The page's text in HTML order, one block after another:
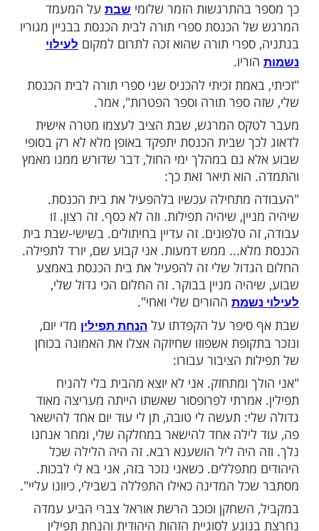
עוד תוכן חדש ומפתיע! התחברו לכל
שלנו בתהיליםבלחיצה כאן >>>​
גדול שעשיתי בחיים שלי".
הזמר שלומישבתעל המעמד
הכנסת ספרי תורה לבית הכנסת בבניין מגוריו
תורה שהוא זכה לתרום למקוםלעילוי
זכיתי להכניס שני ספרי תורה לבית הכנסת
ספר תורה וספר הפטרות", אמר.
המרגש, שבת הציב לעצמו מטרה אישית
שבית הכנסת יתפקד באופן מלא לא רק בסופי
גם במהלך ימי החול, דבר שדורש ממנו מאמץ
תיאר זאת כך:
עכשיו בלהפעיל את בית הכנסת.
שיהיה תפילות. וזה לא כסף. זה רצון. זו
טלפונים. זה עדיין בחיתולים. בשישי-שבת בית
ממש דמעות. אני קבוע שם, יורד לתפילה.
שלי זה להפעיל את בית הכנסת באמצע
מניין בבוקר. זה החלום הכי גדול שלי,
ההורים שלי ואחי".